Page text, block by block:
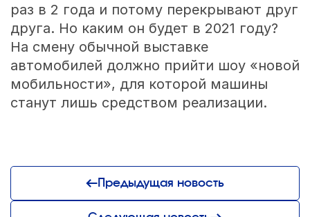
раз в 2 года и потому перекрывают друг
друга. Но каким он будет в 2021 году?
На смену обычной выставке
автомобилей должно прийти шоу «новой
мобильности», для которой машины
станут лишь средством реализации.
Предыдущая новость